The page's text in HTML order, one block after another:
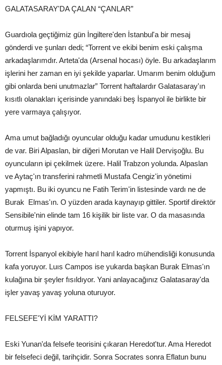
GALATASARAY'DA ÇALAN “ÇANLAR”
Guardıola geçtiğimiz gün İngiltere'den İstanbul'a bir mesaj
gönderdi ve şunları dedi; “Torrent ve ekibi benim eski çalışma
arkadaşlarımdır. Arteta'da (Arsenal hocası) öyle. Bu arkadaşlarım
işlerini her zaman en iyi şekilde yaparlar. Umarım benim olduğum
gibi onlarda beni unutmazlar” Torrent haftalardır Galatasaray'ın
kısıtlı olanakları içerisinde yanındaki beş İspanyol ile birlikte bir
yere varmaya çalışıyor.
Ama umut bağladığı oyuncular olduğu kadar umudunu kestikleri
de var. Biri Alpaslan, bir diğeri Morutan ve Halil Dervişoğlu. Bu
oyuncuların ipi çekilmek üzere. Halil Trabzon yolunda. Alpaslan
ve Aytaç'ın transferini rahmetli Mustafa Cengiz'in yönetimi
yapmıştı. Bu iki oyuncu ne Fatih Terim'in listesinde vardı ne de
Burak Elmas'ın. O yüzden arada kaynayıp gittiler. Sportif direktör
Sensibile'nin elinde tam 16 kişilik bir liste var. O da masasında
oturmuş işini yapıyor.
Torrent İspanyol ekibiyle harıl harıl kadro mühendisliği konusunda
kafa yoruyor. Luıs Campos ise yukarda başkan Burak Elmas'ın
kulağına bir şeyler fısıldıyor. Yani anlayacağınız Galatasaray'da
işler yavaş yavaş yoluna oturuyor.
FELSEFE'Yİ KİM YARATTI?
Eski Yunan'da felsefe teorisini çıkaran Heredot'tur. Ama Heredot
bir felsefeci değil, tarihçidir. Sonra Socrates sonra Eflatun bunu